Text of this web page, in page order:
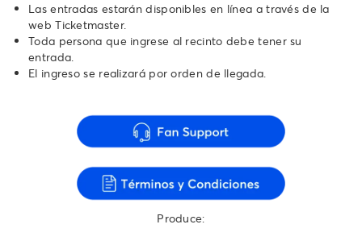
Las entradas estarán disponibles en línea a través de la
web Ticketmaster.
Toda persona que ingrese al recinto debe tener su
entrada.
El ingreso se realizará por orden de llegada.
Produce: